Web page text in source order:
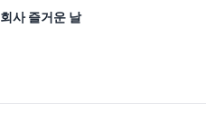
회사 즐거운 날